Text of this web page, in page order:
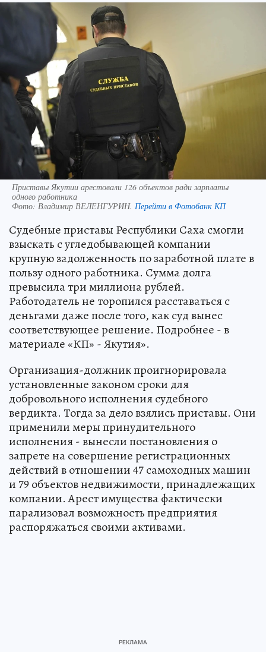
Приставы Якутии арестовали 126 объектов ради зарплаты
одного работника
Фото: Владимир ВЕЛЕНГУРИН. Перейти в Фотобанк КП
Судебные приставы Республики Саха смогли
взыскать с угледобывающей компании
крупную задолженность по заработной плате в
пользу одного работника. Сумма долга
превысила три миллиона рублей.
Работодатель не торопился расставаться с
деньгами даже после того, как суд вынес
соответствующее решение. Подробнее - в
материале «КП» - Якутия».
Организация-должник проигнорировала
установленные законом сроки для
добровольного исполнения судебного
вердикта. Тогда за дело взялись приставы. Они
применили меры принудительного
исполнения - вынесли постановления о
запрете на совершение регистрационных
действий в отношении 47 самоходных машин
и 79 объектов недвижимости, принадлежащих
компании. Арест имущества фактически
парализовал возможность предприятия
распоряжаться своими активами.